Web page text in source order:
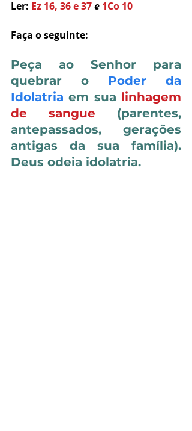
Ler: Ez 16, 36 e 37 e 1Co 10
Faça o seguinte:
Peça ao Senhor para
quebrar o Poder da
Idolatria em sua linhagem
de sangue (parentes,
antepassados, gerações
antigas da sua família).
Deus odeia idolatria.